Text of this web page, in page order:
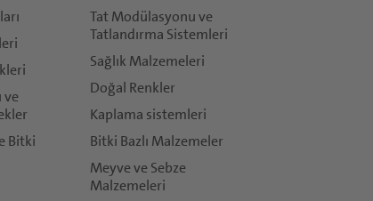
ve
Bitki
Tat Modülasyonu ve
Tatlandırma Sistemleri
Sağlık Malzemeleri
Doğal Renkler
Kaplama sistemleri
Bitki Bazlı Malzemeler
Meyve ve Sebze
Malzemeleri